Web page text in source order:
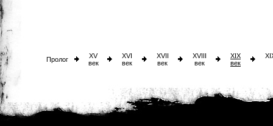
Пролог
XV
век
XVI
век
XVII
век
XVIII
век
XIX
век